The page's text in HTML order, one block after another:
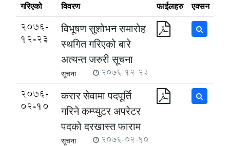
गरिएको
विवरण फाईलहरु एक्सन
2076-
12-23
विभूषण सुशोभन समारोह
स्थगित गरिएको बारे
अत्यन्त जरुरी सूचना
सूचना 2076-12-23
2076-
02-10
करार सेवामा पदपूर्ति
गरिने कम्प्युटर अपरेटर
पदको दरखास्त फाराम
सूचना 2076-02-10